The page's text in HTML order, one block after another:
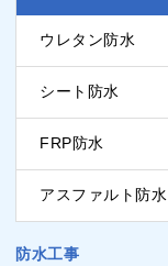
ウレタン防水
シート防水
FRP防水
アスファルト防水
防水工事